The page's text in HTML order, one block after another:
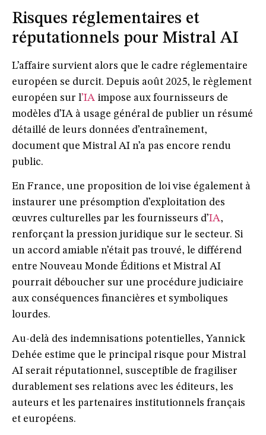
Risques réglementaires et
réputationnels pour Mistral AI
L’affaire survient alors que le cadre réglementaire
européen se durcit. Depuis août 2025, le règlement
européen sur l’IA impose aux fournisseurs de
modèles d’IA à usage général de publier un résumé
détaillé de leurs données d’entraînement,
document que Mistral AI n’a pas encore rendu
public.
En France, une proposition de loi vise également à
instaurer une présomption d’exploitation des
œuvres culturelles par les fournisseurs d’IA,
renforçant la pression juridique sur le secteur. Si
un accord amiable n’était pas trouvé, le différend
entre Nouveau Monde Éditions et Mistral AI
pourrait déboucher sur une procédure judiciaire
aux conséquences financières et symboliques
lourdes.
Au-delà des indemnisations potentielles, Yannick
Dehée estime que le principal risque pour Mistral
AI serait réputationnel, susceptible de fragiliser
durablement ses relations avec les éditeurs, les
auteurs et les partenaires institutionnels français
et européens.